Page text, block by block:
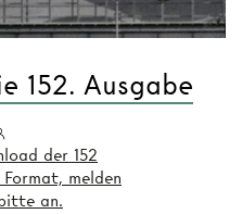
152. Ausgabe
der 152
melden
an.